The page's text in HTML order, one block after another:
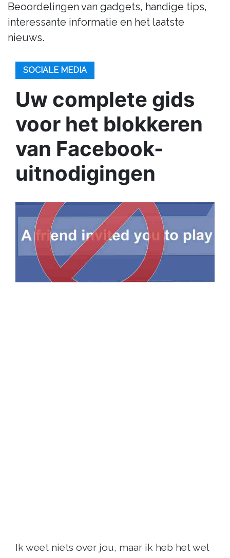
Beoordelingen van gadgets, handige tips,
interessante informatie en het laatste
nieuws.
SOCIALE MEDIA
Uw complete gids
voor het blokkeren
van Facebook-
uitnodigingen
Ik weet niets over jou, maar ik heb het wel